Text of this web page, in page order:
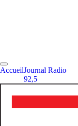
AccueilJournal Radio
92,5